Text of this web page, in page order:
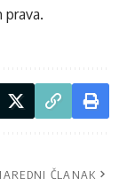
ČLANAK